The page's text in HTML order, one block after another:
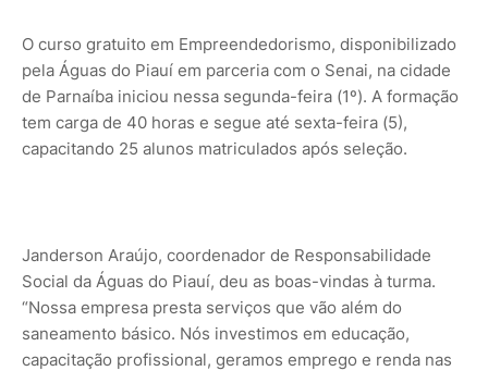
O curso gratuito em Empreendedorismo, disponibilizado
pela Águas do Piauí em parceria com o Senai, na cidade
de Parnaíba iniciou nessa segunda-feira (1º). A formação
tem carga de 40 horas e segue até sexta-feira (5),
capacitando 25 alunos matriculados após seleção.
Janderson Araújo, coordenador de Responsabilidade
Social da Águas do Piauí, deu as boas-vindas à turma.
“Nossa empresa presta serviços que vão além do
saneamento básico. Nós investimos em educação,
capacitação profissional, geramos emprego e renda nas